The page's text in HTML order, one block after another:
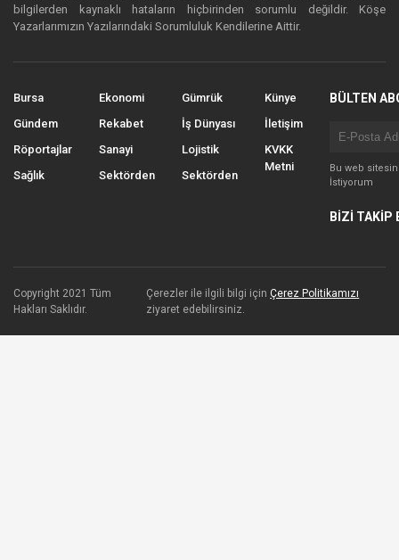
bilgilerden kaynaklı hataların hiçbirinden sorumlu değildir. Köşe
Yazarlarımızın Yazılarındaki Sorumluluk Kendilerine Aittir.
Bursa
Gündem
Röportajlar
Sağlık
Ekonomi
Rekabet
Sanayi
Sektörden
Gümrük
İş Dünyası
Lojistik
Sektörden
Künye
İletişim
KVKK
Metni
BÜLTEN
Bu web
İstiyorum
BİZİ TAKİP
Copyright 2021 Tüm
Hakları Saklıdır.
Çerezler ile ilgili bilgi içinÇerez Politikamızı
ziyaret edebilirsiniz.